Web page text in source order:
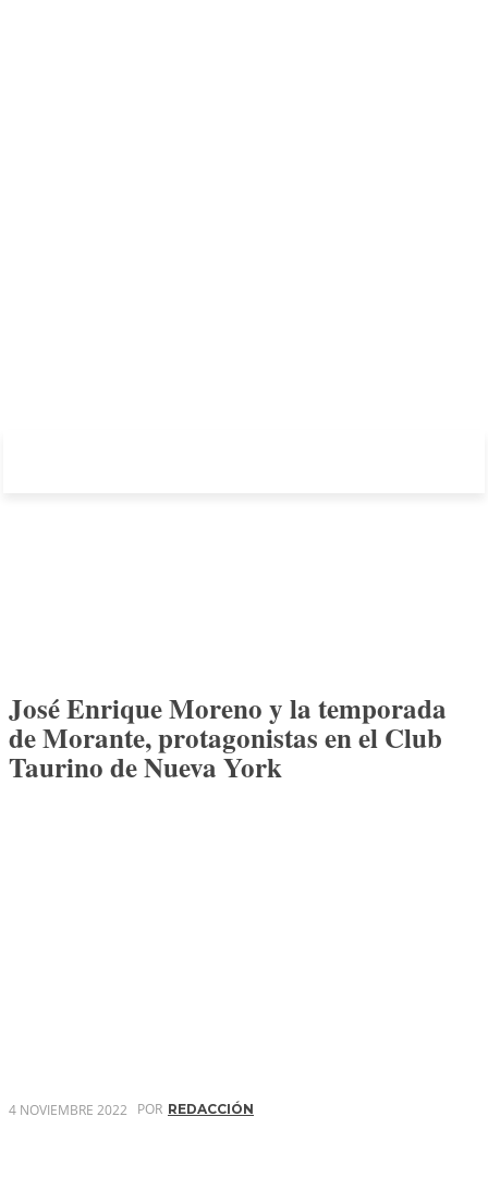
José Enrique Moreno y la temporada
de Morante, protagonistas en el Club
Taurino de Nueva York
4 NOVIEMBRE 2022 POR REDACCIÓN